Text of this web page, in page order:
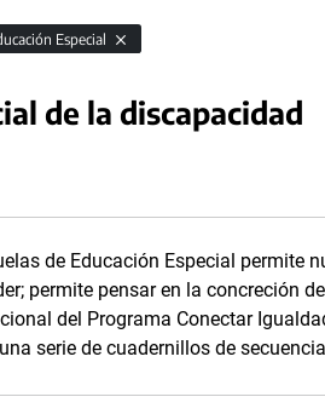
Especial
de la discapacidad
de Educación Especial permite
permite pensar en la concreción
del Programa Conectar
serie de cuadernillos de